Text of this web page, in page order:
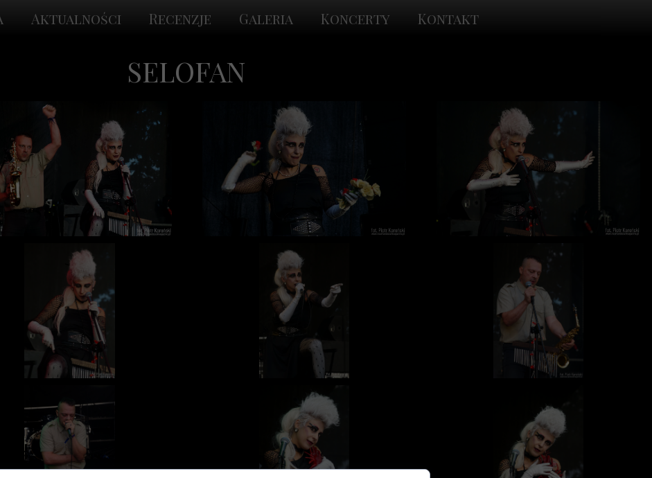
Aktualności Recenzje Galeria Koncerty Kontakt
SELOFAN
Selofan